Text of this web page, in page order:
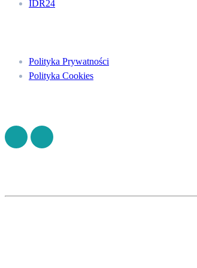
IDR24
Polityka Prywatności
Polityka Cookies